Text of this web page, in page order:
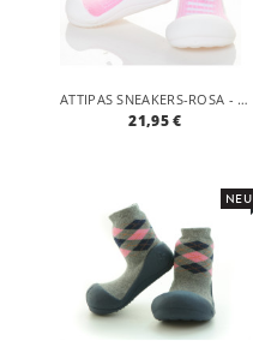
ATTIPAS SNEAKERS-ROSA - ERGONOMISCHE BABY LAUFLERNSCHUHE, ATMUNGSAKTIVE KINDER HAUSSCHUHE ABS SOCKEN BABYSCHUHE ANTIRUTSCH
21,95 €
NEU